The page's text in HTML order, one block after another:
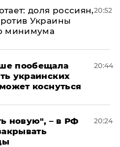
доля россиян,
Украины
минимума
20:52
пообещала
украинских
коснуться
20:44
новую", – в РФ
20:24